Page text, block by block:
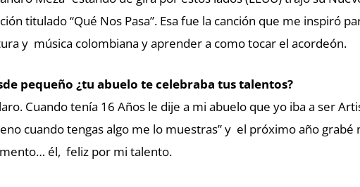
titulado “Qué Nos Pasa”. Esa fue la canción que me inspiró
y música colombiana y aprender a como tocar el acordeón.
pequeño ¿tu abuelo te celebraba tus talentos?
Cuando tenía 16 Años le dije a mi abuelo que yo iba a ser
cuando tengas algo me lo muestras” y el próximo año
él, feliz por mi talento.